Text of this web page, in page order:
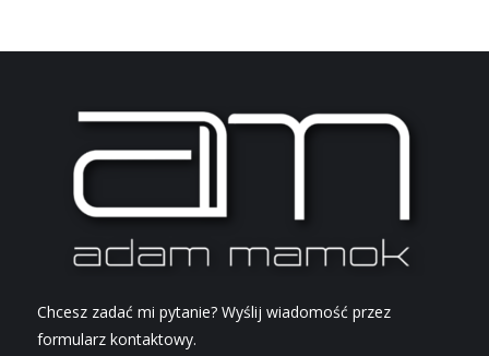
Chcesz zadać mi pytanie? Wyślij wiadomość przez
formularz kontaktowy.